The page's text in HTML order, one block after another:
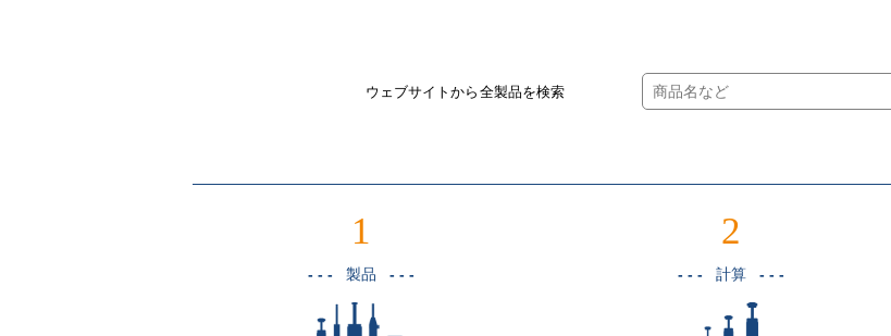
ウェブサイトから全製品を検索
1
- - - 製品 - - -
2
- - - 計算 - - -